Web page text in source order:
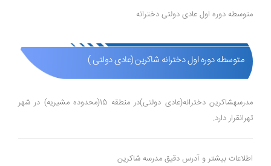
متوسطه دوره اول عادی دولتی دخترانه
متوسطه دوره اول دخترانه شاکرین (عادی دولتی )
مدرسهشاکرین دخترانه(عادی دولتی)در منطقه 15(محدوده مشیریه) در شهر
تهرانقرار دارد.
اطلاعات بیشتر و آدرس دقیق مدرسه شاکرین